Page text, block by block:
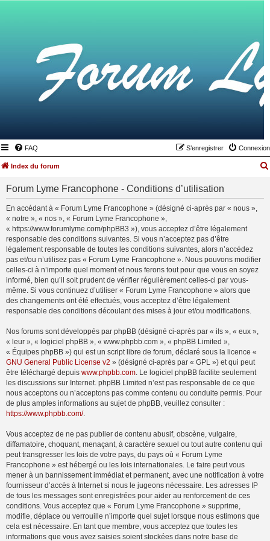
FAQ Connexion
S’enregistrer
Index du forum
Forum Lyme Francophone - Conditions d’utilisation
En accédant à « Forum Lyme Francophone » (désigné ci-après par « nous »,
« notre », « nos », « Forum Lyme Francophone »,
« https://www.forumlyme.com/phpBB3 »), vous acceptez d’être légalement
responsable des conditions suivantes. Si vous n’acceptez pas d’être
légalement responsable de toutes les conditions suivantes, alors n’accédez
pas et/ou n’utilisez pas « Forum Lyme Francophone ». Nous pouvons modifier
celles-ci à n’importe quel moment et nous ferons tout pour que vous en soyez
informé, bien qu’il soit prudent de vérifier régulièrement celles-ci par vous-
même. Si vous continuez d’utiliser « Forum Lyme Francophone » alors que
des changements ont été effectués, vous acceptez d’être légalement
responsable des conditions découlant des mises à jour et/ou modifications.
Nos forums sont développés par phpBB (désigné ci-après par « ils », « eux »,
« leur », « logiciel phpBB », « www.phpbb.com », « phpBB Limited »,
« Équipes phpBB ») qui est un script libre de forum, déclaré sous la licence «
GNU General Public License v2 » (désigné ci-après par « GPL ») et qui peut
être téléchargé depuis www.phpbb.com. Le logiciel phpBB facilite seulement
les discussions sur Internet. phpBB Limited n’est pas responsable de ce que
nous acceptons ou n’acceptons pas comme contenu ou conduite permis. Pour
de plus amples informations au sujet de phpBB, veuillez consulter :
https://www.phpbb.com/.
Vous acceptez de ne pas publier de contenu abusif, obscène, vulgaire,
diffamatoire, choquant, menaçant, à caractère sexuel ou tout autre contenu qui
peut transgresser les lois de votre pays, du pays où « Forum Lyme
Francophone » est hébergé ou les lois internationales. Le faire peut vous
mener à un bannissement immédiat et permanent, avec une notification à votre
fournisseur d’accès à Internet si nous le jugeons nécessaire. Les adresses IP
de tous les messages sont enregistrées pour aider au renforcement de ces
conditions. Vous acceptez que « Forum Lyme Francophone » supprime,
modifie, déplace ou verrouille n’importe quel sujet lorsque nous estimons que
cela est nécessaire. En tant que membre, vous acceptez que toutes les
informations que vous avez saisies soient stockées dans notre base de